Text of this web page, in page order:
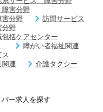
害分野
分野
訪問サービス
野
包括ケアセンター
障がい者福祉関連
関連
介護タクシー
ー求人を探す